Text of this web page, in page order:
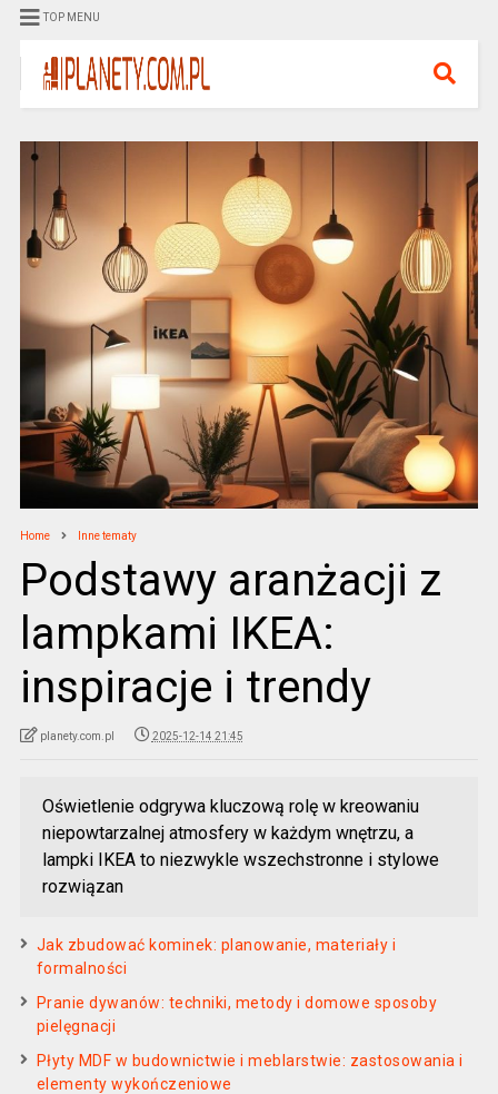
TOP MENU
Home Inne tematy
Podstawy aranżacji z
lampkami IKEA:
inspiracje i trendy
planety.com.pl 2025-12-14 21:45
Oświetlenie odgrywa kluczową rolę w kreowaniu
niepowtarzalnej atmosfery w każdym wnętrzu, a
lampki IKEA to niezwykle wszechstronne i stylowe
rozwiązan
Jak zbudować kominek: planowanie, materiały i
formalności
Pranie dywanów: techniki, metody i domowe sposoby
pielęgnacji
Płyty MDF w budownictwie i meblarstwie: zastosowania i
elementy wykończeniowe